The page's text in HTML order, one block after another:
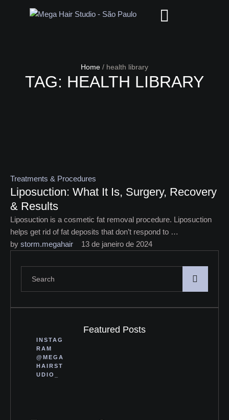
Home / health library
TAG: HEALTH LIBRARY
Treatments & Procedures
Liposuction: What It Is, Surgery, Recovery
& Results
Liposuction is a cosmetic fat removal procedure. Liposuction
helps get rid of fat deposits that don’t respond to …
by storm.megahair 13 de janeiro de 2024
Featured Posts
INSTAG
RAM
@MEGA
HAIRST
UDIO_